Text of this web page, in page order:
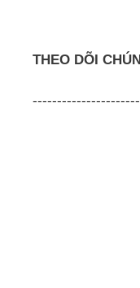
THEO DÕI